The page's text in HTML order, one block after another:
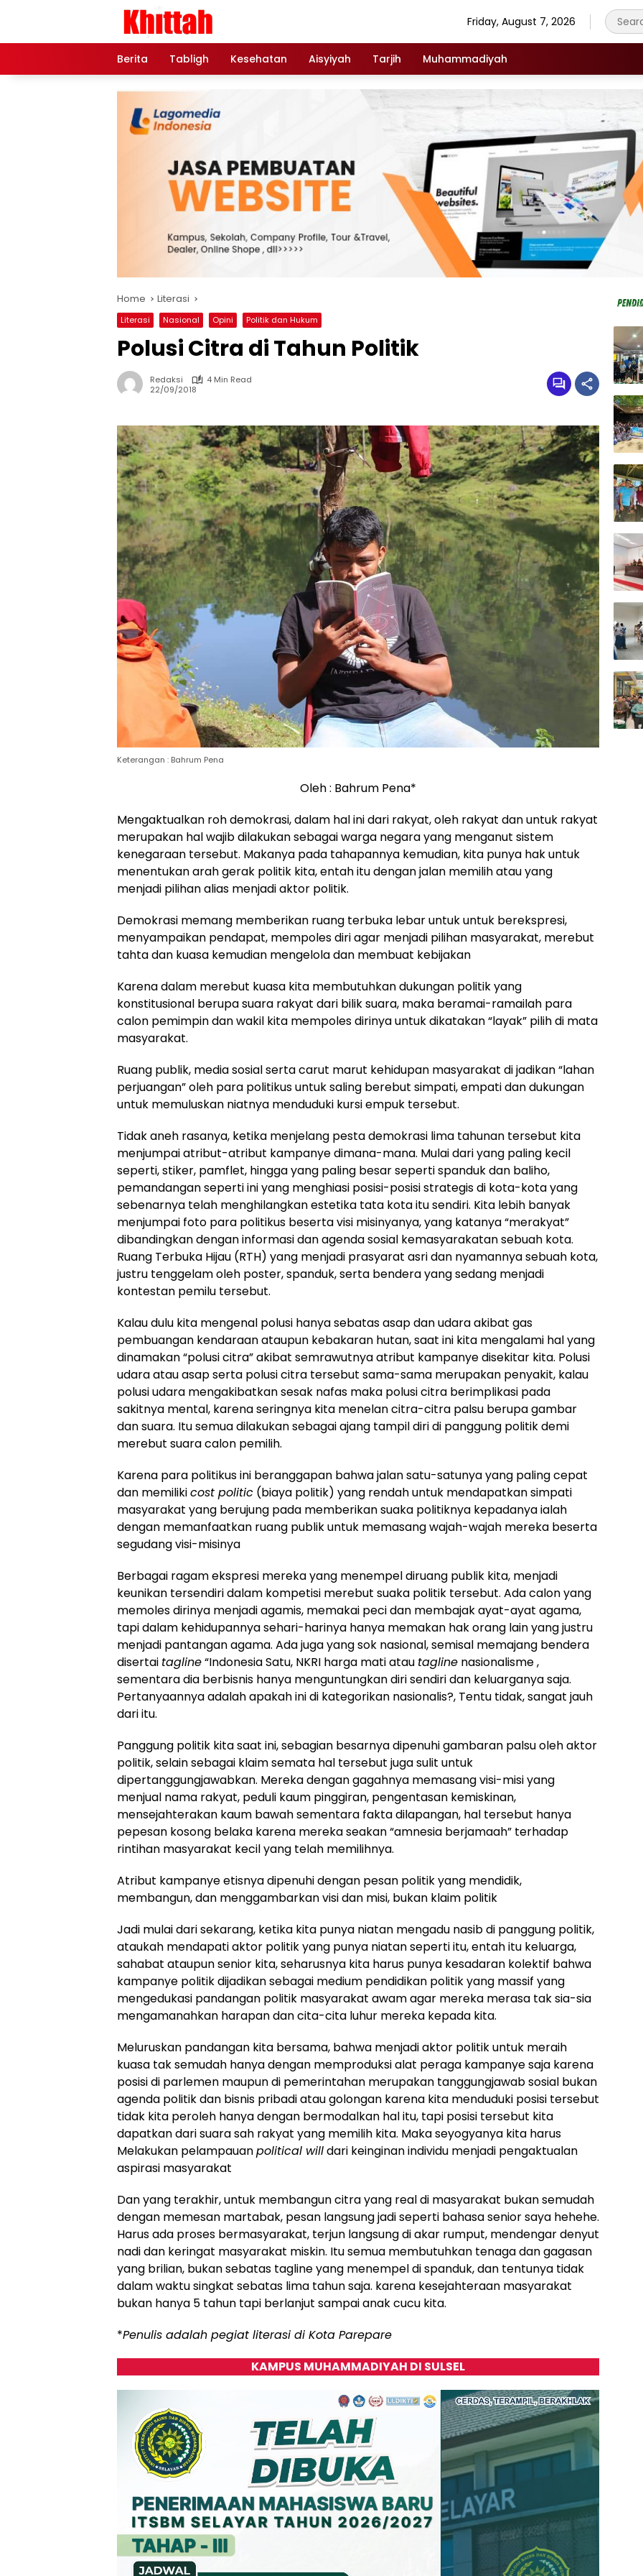
Friday, August 7, 2026
Berita Tabligh Kesehatan Aisyiyah Tarjih Muhammadiyah
Home Literasi
Literasi Nasional Opini Politik dan Hukum
Polusi Citra di Tahun Politik
Redaksi
4 Min Read
22/09/2018
Keterangan : Bahrum Pena
Oleh : Bahrum Pena*
Mengaktualkan roh demokrasi, dalam hal ini dari rakyat, oleh rakyat dan untuk rakyat
merupakan hal wajib dilakukan sebagai warga negara yang menganut sistem
kenegaraan tersebut. Makanya pada tahapannya kemudian, kita punya hak untuk
menentukan arah gerak politik kita, entah itu dengan jalan memilih atau yang
menjadi pilihan alias menjadi aktor politik.
Demokrasi memang memberikan ruang terbuka lebar untuk untuk berekspresi,
menyampaikan pendapat, mempoles diri agar menjadi pilihan masyarakat, merebut
tahta dan kuasa kemudian mengelola dan membuat kebijakan
Karena dalam merebut kuasa kita membutuhkan dukungan politik yang
konstitusional berupa suara rakyat dari bilik suara, maka beramai-ramailah para
calon pemimpin dan wakil kita mempoles dirinya untuk dikatakan “layak” pilih di mata
masyarakat.
Ruang publik, media sosial serta carut marut kehidupan masyarakat di jadikan “lahan
perjuangan” oleh para politikus untuk saling berebut simpati, empati dan dukungan
untuk memuluskan niatnya menduduki kursi empuk tersebut.
Tidak aneh rasanya, ketika menjelang pesta demokrasi lima tahunan tersebut kita
menjumpai atribut-atribut kampanye dimana-mana. Mulai dari yang paling kecil
seperti, stiker, pamflet, hingga yang paling besar seperti spanduk dan baliho,
pemandangan seperti ini yang menghiasi posisi-posisi strategis di kota-kota yang
sebenarnya telah menghilangkan estetika tata kota itu sendiri. Kita lebih banyak
menjumpai foto para politikus beserta visi misinyanya, yang katanya “merakyat”
dibandingkan dengan informasi dan agenda sosial kemasyarakatan sebuah kota.
Ruang Terbuka Hijau (RTH) yang menjadi prasyarat asri dan nyamannya sebuah kota,
justru tenggelam oleh poster, spanduk, serta bendera yang sedang menjadi
kontestan pemilu tersebut.
Kalau dulu kita mengenal polusi hanya sebatas asap dan udara akibat gas
pembuangan kendaraan ataupun kebakaran hutan, saat ini kita mengalami hal yang
dinamakan “polusi citra” akibat semrawutnya atribut kampanye disekitar kita. Polusi
udara atau asap serta polusi citra tersebut sama-sama merupakan penyakit, kalau
polusi udara mengakibatkan sesak nafas maka polusi citra berimplikasi pada
sakitnya mental, karena seringnya kita menelan citra-citra palsu berupa gambar
dan suara. Itu semua dilakukan sebagai ajang tampil diri di panggung politik demi
merebut suara calon pemilih.
Karena para politikus ini beranggapan bahwa jalan satu-satunya yang paling cepat
dan memilikicost politic (biaya politik) yang rendah untuk mendapatkan simpati
masyarakat yang berujung pada memberikan suaka politiknya kepadanya ialah
dengan memanfaatkan ruang publik untuk memasang wajah-wajah mereka beserta
segudang visi-misinya
Berbagai ragam ekspresi mereka yang menempel diruang publik kita, menjadi
keunikan tersendiri dalam kompetisi merebut suaka politik tersebut. Ada calon yang
memoles dirinya menjadi agamis, memakai peci dan membajak ayat-ayat agama,
tapi dalam kehidupannya sehari-harinya hanya memakan hak orang lain yang justru
menjadi pantangan agama. Ada juga yang sok nasional, semisal memajang bendera
disertai tagline“Indonesia Satu, NKRI harga mati atau tagline nasionalisme ,
sementara dia berbisnis hanya menguntungkan diri sendiri dan keluarganya saja.
Pertanyaannya adalah apakah ini di kategorikan nasionalis?, Tentu tidak, sangat jauh
dari itu.
Panggung politik kita saat ini, sebagian besarnya dipenuhi gambaran palsu oleh aktor
politik, selain sebagai klaim semata hal tersebut juga sulit untuk
dipertanggungjawabkan. Mereka dengan gagahnya memasang visi-misi yang
menjual nama rakyat, peduli kaum pinggiran, pengentasan kemiskinan,
mensejahterakan kaum bawah sementara fakta dilapangan, hal tersebut hanya
pepesan kosong belaka karena mereka seakan “amnesia berjamaah” terhadap
rintihan masyarakat kecil yang telah memilihnya.
Atribut kampanye etisnya dipenuhi dengan pesan politik yang mendidik,
membangun, dan menggambarkan visi dan misi, bukan klaim politik
Jadi mulai dari sekarang, ketika kita punya niatan mengadu nasib di panggung politik,
ataukah mendapati aktor politik yang punya niatan seperti itu, entah itu keluarga,
sahabat ataupun senior kita, seharusnya kita harus punya kesadaran kolektif bahwa
kampanye politik dijadikan sebagai medium pendidikan politik yang massif yang
mengedukasi pandangan politik masyarakat awam agar mereka merasa tak sia-sia
mengamanahkan harapan dan cita-cita luhur mereka kepada kita.
Meluruskan pandangan kita bersama, bahwa menjadi aktor politik untuk meraih
kuasa tak semudah hanya dengan memproduksi alat peraga kampanye saja karena
posisi di parlemen maupun di pemerintahan merupakan tanggungjawab sosial bukan
agenda politik dan bisnis pribadi atau golongan karena kita menduduki posisi tersebut
tidak kita peroleh hanya dengan bermodalkan hal itu, tapi posisi tersebut kita
dapatkan dari suara sah rakyat yang memilih kita. Maka seyogyanya kita harus
Melakukan pelampauanpolitical willdari keinginan individu menjadi pengaktualan
aspirasi masyarakat
Dan yang terakhir, untuk membangun citra yang real di masyarakat bukan semudah
dengan memesan martabak, pesan langsung jadi seperti bahasa senior saya hehehe.
Harus ada proses bermasyarakat, terjun langsung di akar rumput, mendengar denyut
nadi dan keringat masyarakat miskin. Itu semua membutuhkan tenaga dan gagasan
yang brilian, bukan sebatas tagline yang menempel di spanduk, dan tentunya tidak
dalam waktu singkat sebatas lima tahun saja. karena kesejahteraan masyarakat
bukan hanya 5 tahun tapi berlanjut sampai anak cucu kita.
*Penulis adalah pegiat literasi di Kota Parepare
KAMPUS MUHAMMADIYAH DI SULSEL